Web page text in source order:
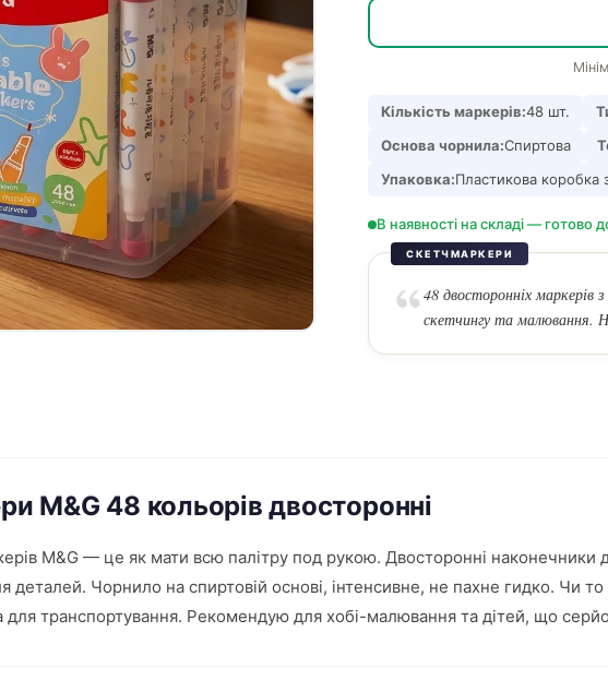
Кількість маркерів:48 шт.
Основа чорнила:Спиртова
Упаковка:Пластикова коробка
В наявності на складі — готово
СКЕТЧМАРКЕРИ
48 двосторонніх
скетчингу та малювання.
M&G 48 кольорів двосторонні
M&G — це як мати всю палітру под рукою. Двосторонні
деталей. Чорнило на спиртовій основі, інтенсивне, не пахне гидко. Чи
транспортування. Рекомендую для хобі-малювання та дітей, що